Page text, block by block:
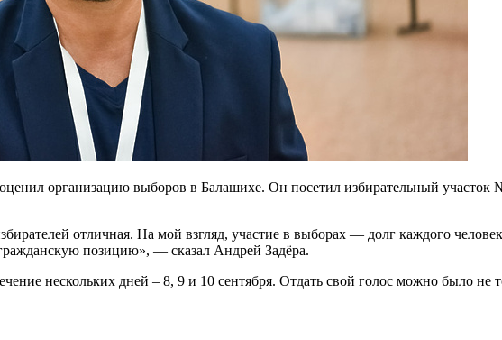
организацию выборов в Балашихе. Он посетил избирательный
отличная. На мой взгляд, участие в выборах — долг каждого
позицию», — сказал Андрей Задёра.
нескольких дней – 8, 9 и 10 сентября. Отдать свой голос можно было